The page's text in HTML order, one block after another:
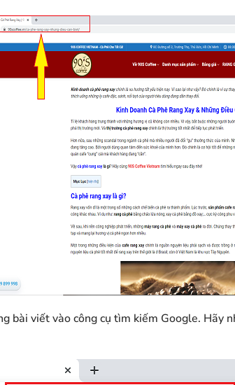
bài viết vào công cụ tìm kiếm Google. Hãy